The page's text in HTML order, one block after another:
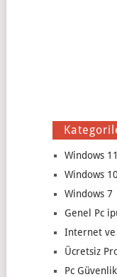
Windows 11
Windows 10
Windows 7
Genel Pc
Internet
Ücretsiz
Pc Güvenlik